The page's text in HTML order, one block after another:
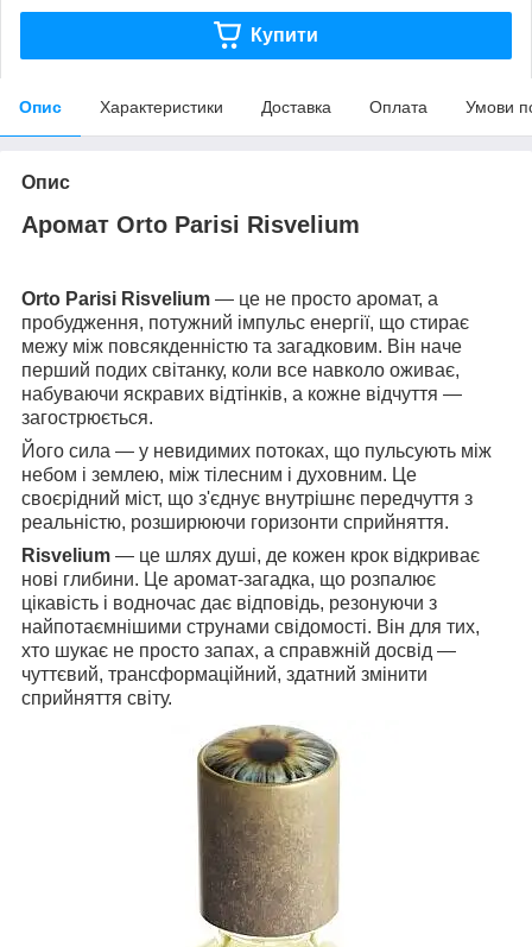
Купити
Опис Характеристики Доставка Оплата Умови
Опис
Аромат Orto Parisi Risvelium
Orto Parisi Risvelium — це не просто аромат, а
пробудження, потужний імпульс енергії, що стирає
межу між повсякденністю та загадковим. Він наче
перший подих світанку, коли все навколо оживає,
набуваючи яскравих відтінків, а кожне відчуття —
загострюється.
Його сила — у невидимих потоках, що пульсують між
небом і землею, між тілесним і духовним. Це
своєрідний міст, що з'єднує внутрішнє передчуття з
реальністю, розширюючи горизонти сприйняття.
Risvelium — це шлях душі, де кожен крок відкриває
нові глибини. Це аромат-загадка, що розпалює
цікавість і водночас дає відповідь, резонуючи з
найпотаємнішими струнами свідомості. Він для тих,
хто шукає не просто запах, а справжній досвід —
чуттєвий, трансформаційний, здатний змінити
сприйняття світу.